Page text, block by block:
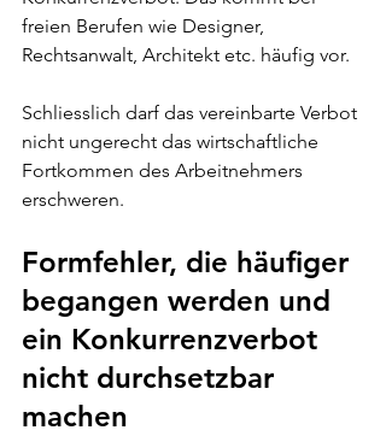
freien Berufen wie Designer,
Rechtsanwalt, Architekt etc. häufig vor.
Schliesslich darf das vereinbarte Verbot
nicht ungerecht das wirtschaftliche
Fortkommen des Arbeitnehmers
erschweren.
Formfehler, die häufiger
begangen werden und
ein Konkurrenzverbot
nicht durchsetzbar
machen